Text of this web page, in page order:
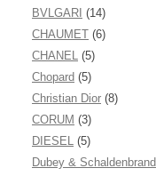
BVLGARI (14)
CHAUMET (6)
CHANEL (5)
Chopard (5)
Christian Dior (8)
CORUM (3)
DIESEL (5)
Dubey & Schaldenbrand